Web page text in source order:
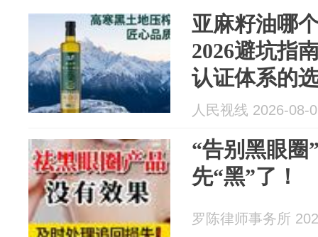
亚麻籽油哪
2026避坑指
认证体系的
人民视线 2026-08-
“告别黑眼圈
先“黑”了！
罗陈律师事务所